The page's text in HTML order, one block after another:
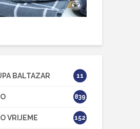
BALTAZAR 11
839
VRIJEME 152